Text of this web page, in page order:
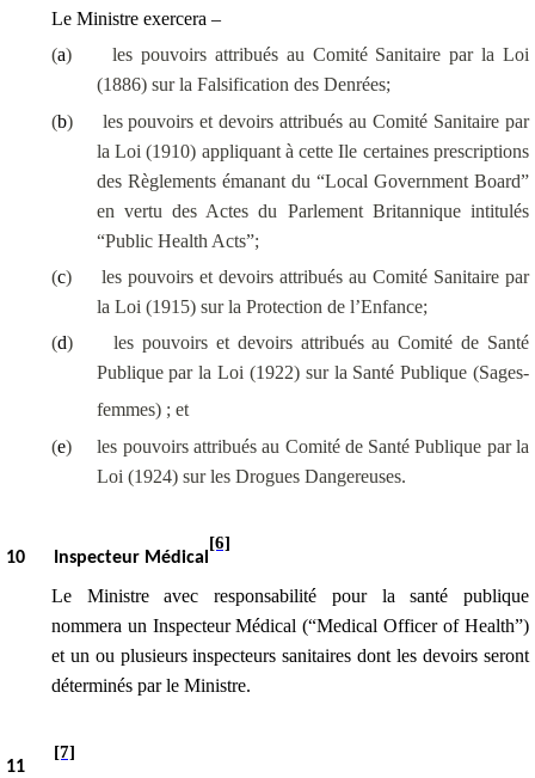
Le Ministre exercera –
(a) les pouvoirs attribués au Comité Sanitaire par laLoi
(1886) sur la Falsification des Denrées;
(b)
les pouvoirs et devoirs attribués au Comité Sanitaire par
la Loi (1910) appliquant à cette Ile certaines prescriptions
des Règlementsémanant du “Local Government Board”
en vertu des Actes du Parlement Britannique intitulés
“Public Health Acts”;
(c)
les pouvoirs et devoirs attribués au Comité Sanitaire par
la Loi (1915) sur la Protection de l’Enfance;
(d)
les pouvoirs et devoirs attribués au Comité de Santé
Publique par laLoi (1922) sur la Santé Publique (Sages-
femmes) ; et
(e)
les pouvoirs attribués au Comité de Santé Publique par la
Loi (1924) sur les Drogues Dangereuses.
10 Inspecteur Médical
[6]
Le Ministre avec responsabilité pour la santé publique
nommera un Inspecteur Médical (“Medical Officer of Health”)
et un ou plusieurs inspecteurs sanitaires dont les devoirs seront
déterminés par le Ministre.
11
[7]